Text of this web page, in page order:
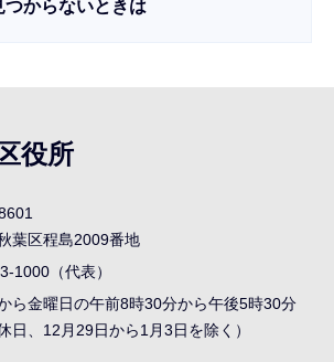
つからないときは
役所
葉区程島2009番地
1000（代表）
ら金曜日の午前8時30分から午後5時30分
日、12月29日から1月3日を除く）